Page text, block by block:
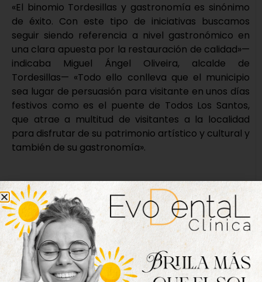
«El binomio Tordesillas y gastronomía es sinónimo
de éxito. Con este tipo de iniciativas buscamos
seguir siendo referencia a nivel gastronómico en
una clara apuesta por la restauración de calidad»—
indicaba Miguel Ángel Oliveira, alcalde de
Tordesillas— «Todo ello conlleva que el municipio
sea lugar de persuasión para visitante en unos días
festivos como es el puente de Todos Los Santos,
que atrae a multitud de visitantes a la localidad
para disfrutar de su patrimonio artístico y cultural y
también de su gastronomía».
Nueva edición
disponible
Hazte ya con la trigésimo séptima edición de